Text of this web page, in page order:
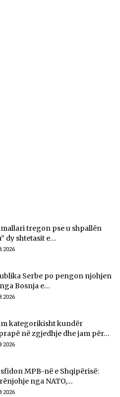
tregon pse u shpallën
dy shtetasit e...
Serbe po pengon njohjen
Bosnja e...
kategorikisht kundër
në zgjedhje dhe jam për...
MPB-në e Shqipërisë:
nga NATO,...